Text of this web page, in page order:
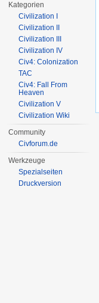
Kategorien
Civilization I
Civilization II
Civilization III
Civilization IV
Civ4: Colonization
TAC
Civ4: Fall From
Heaven
Civilization V
Civilization Wiki
Community
Civforum.de
Werkzeuge
Spezialseiten
Druckversion